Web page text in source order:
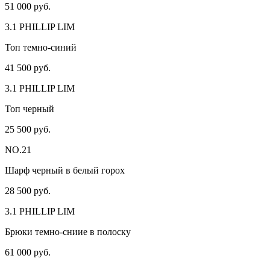
51 000 руб.
3.1 PHILLIP LIM
Топ темно-синий
41 500 руб.
3.1 PHILLIP LIM
Топ черный
25 500 руб.
NO.21
Шарф черный в белый горох
28 500 руб.
3.1 PHILLIP LIM
Брюки темно-сниие в полоску
61 000 руб.